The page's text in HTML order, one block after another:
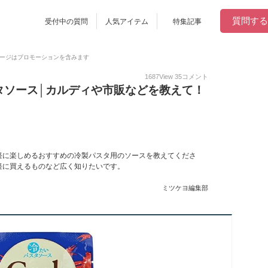
受付中の質問 人気アイテム 特集記事 質問する
ジはプロモーションを含みます
1687View 35コメント
ース│カルディや市販などを教えて！
楽しめるおすすめの冷製パスタ用のソースを教えてくださ
買えるものなど広く知りたいです。
ミツケヨ編集部